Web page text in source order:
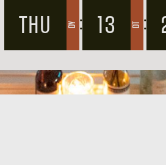
THU DY : 13 DT :